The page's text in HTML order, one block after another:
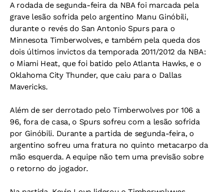
A rodada de segunda-feira da NBA foi marcada pela
grave lesão sofrida pelo argentino Manu Ginóbili,
durante o revés do San Antonio Spurs para o
Minnesota Timberwolves, e também pela queda dos
dois últimos invictos da temporada 2011/2012 da NBA:
o Miami Heat, que foi batido pelo Atlanta Hawks, e o
Oklahoma City Thunder, que caiu para o Dallas
Mavericks.
Além de ser derrotado pelo Timberwolves por 106 a
96, fora de casa, o Spurs sofreu com a lesão sofrida
por Ginóbili. Durante a partida de segunda-feira, o
argentino sofreu uma fratura no quinto metacarpo da
mão esquerda. A equipe não tem uma previsão sobre
o retorno do jogador.